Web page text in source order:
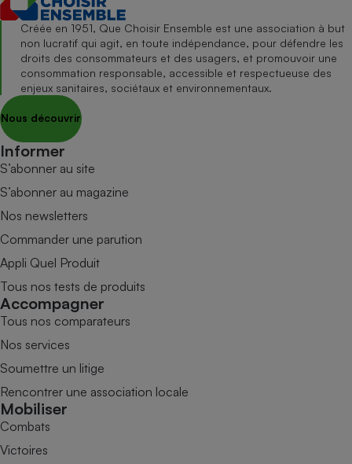
Créée en 1951, Que Choisir Ensemble est une association à but
non lucratif qui agit, en toute indépendance, pour défendre les
droits des consommateurs et des usagers, et promouvoir une
consommation responsable, accessible et respectueuse des
enjeux sanitaires, sociétaux et environnementaux.
Nous découvrir
Informer
S’abonner au site
S’abonner au magazine
Nos newsletters
Commander une parution
Appli Quel Produit
Tous nos tests de produits
Accompagner
Tous nos comparateurs
Nos services
Soumettre un litige
Rencontrer une association locale
Mobiliser
Combats
Victoires